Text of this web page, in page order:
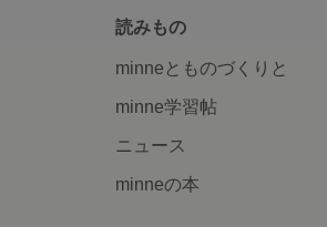
読みもの
minneとものづくりと
minne学習帖
ニュース
minneの本